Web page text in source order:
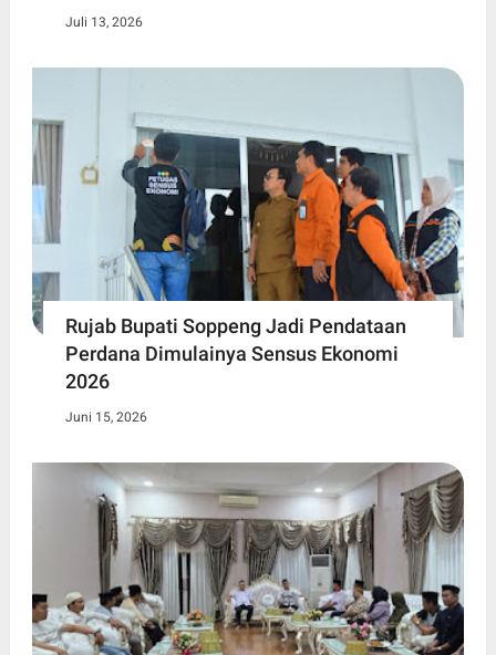
Juli 13, 2026
Rujab Bupati Soppeng Jadi Pendataan
Perdana Dimulainya Sensus Ekonomi
2026
Juni 15, 2026